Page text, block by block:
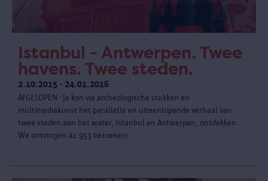
Istanbul - Antwerpen. Twee
havens. Twee steden.
2.10.2015 - 24.01.2016
AFGELOPEN - Je kon via archeologische stukken en
multimediakunst het parallelle en uiteenlopende verhaal van
twee steden aan het water, Istanbul en Antwerpen, ontdekken.
We ontvingen 41.953 bezoekers.